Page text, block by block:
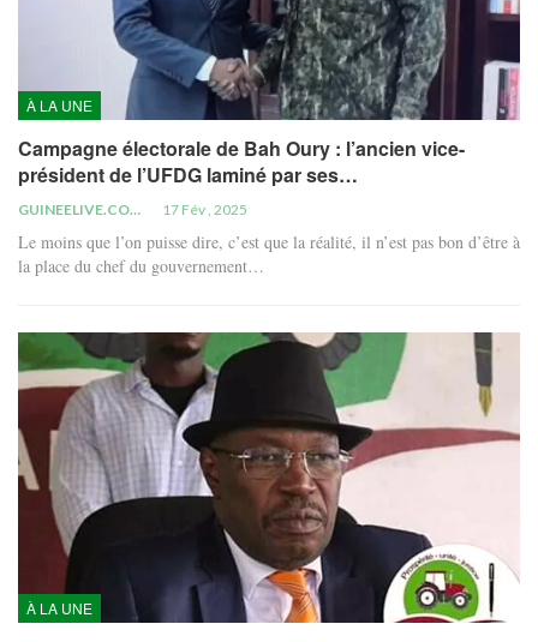
À LA UNE
Campagne électorale de Bah Oury : l’ancien vice-
président de l’UFDG laminé par ses…
GUINEELIVE.COM 17 Fév , 2025
Le moins que l’on puisse dire, c’est que la réalité, il n’est pas bon d’être à
la place du chef du gouvernement…
À LA UNE